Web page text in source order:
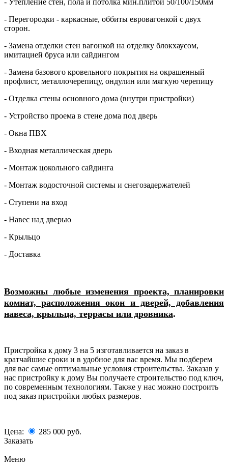
- Перегородки - каркасные, оббиты евровагонкой с двух
сторон.
- Замена отделки стен вагонкой на отделку блокхаусом,
имитацией бруса или сайдингом
- Замена базового кровельного покрытия на окрашенный
профлист, металлочерепицу, ондулин или мягкую черепицу
- Отделка стены основного дома (внутри пристройки)
- Устройство проема в стене дома под дверь
- Окна ПВХ
- Входная металлическая дверь
- Монтаж цокольного сайдинга
- Монтаж водосточной системы и снегозадержателей
- Ступени на вход
- Навес над дверью
- Крыльцо
- Доставка
Возможны любые изменения проекта, планировки
комнат, расположения окон и дверей, добавления
навеса, крыльца, террасы или дровника.
Пристройка к дому 3 на 5 изготавливается на заказ в
кратчайшие сроки и в удобное для вас время. Мы подберем
для вас самые оптимальные условия строительства. Заказав у
нас пристройку к дому Вы получаете строительство под ключ,
по современным технологиям. Также у нас можно построить
под заказ пристройки любых размеров.
Цена: 285 000 руб.
Заказать
Меню